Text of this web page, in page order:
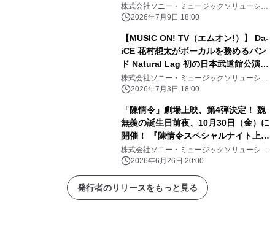
にわたってテレビ独占放送！
株式会社ソニー・ミュージックソリューショ
ンズ2026年7月9日 18:00
【MUSIC ON! TV（エムオン!）】 Da-
iCE 花村想太がボーカルを務めるバン
ド Natural Lag 初の日本武道館公演へ
向けた想いに迫る！ 過去最大級ライブ
ツアー初日舞台裏にも密着！ エムオ
ン!で7/14(火)夜10時～オンエア！
株式会社ソニー・ミュージックソリューショ
ンズ2026年7月3日 18:00
「陳情令」劇場上映、第4弾決定！ 魏
無羨の誕生日前夜、10月30日（金）に
開催！ 『陳情令スペシャルナイト上映
会Ⅳ 2026』東京・大阪・名古屋にて
開催！
株式会社ソニー・ミュージックソリューショ
ンズ2026年6月26日 20:00
発行者のリリースをもっと見る